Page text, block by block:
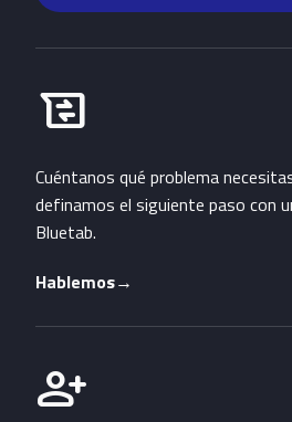
business_messages
Habla con Bluetab
Cuéntanos qué problema
definamos el siguiente paso con
Bluetab.
Hablemos→
person_add
Únete a Bluetab